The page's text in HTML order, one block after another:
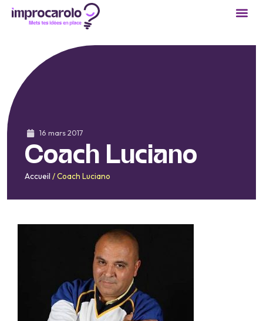
16 mars 2017
Coach Luciano
Accueil /Coach Luciano